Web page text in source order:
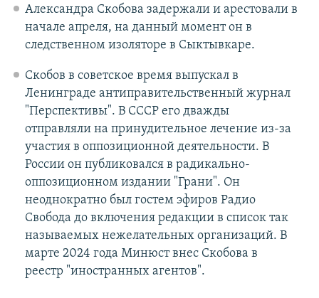
Александра Скобова задержали и арестовали в
начале апреля, на данный момент он в
следственном изоляторе в Сыктывкаре.
Скобов в советское время выпускал в
Ленинграде антиправительственный журнал
"Перспективы". В СССР его дважды
отправляли на принудительное лечение из-за
участия в оппозиционной деятельности. В
России он публиковался в радикально-
оппозиционном издании "Грани". Он
неоднократно был гостем эфиров Радио
Свобода до включения редакции в список так
называемых нежелательных организаций. В
марте 2024 года Минюст внес Скобова в
реестр "иностранных агентов".